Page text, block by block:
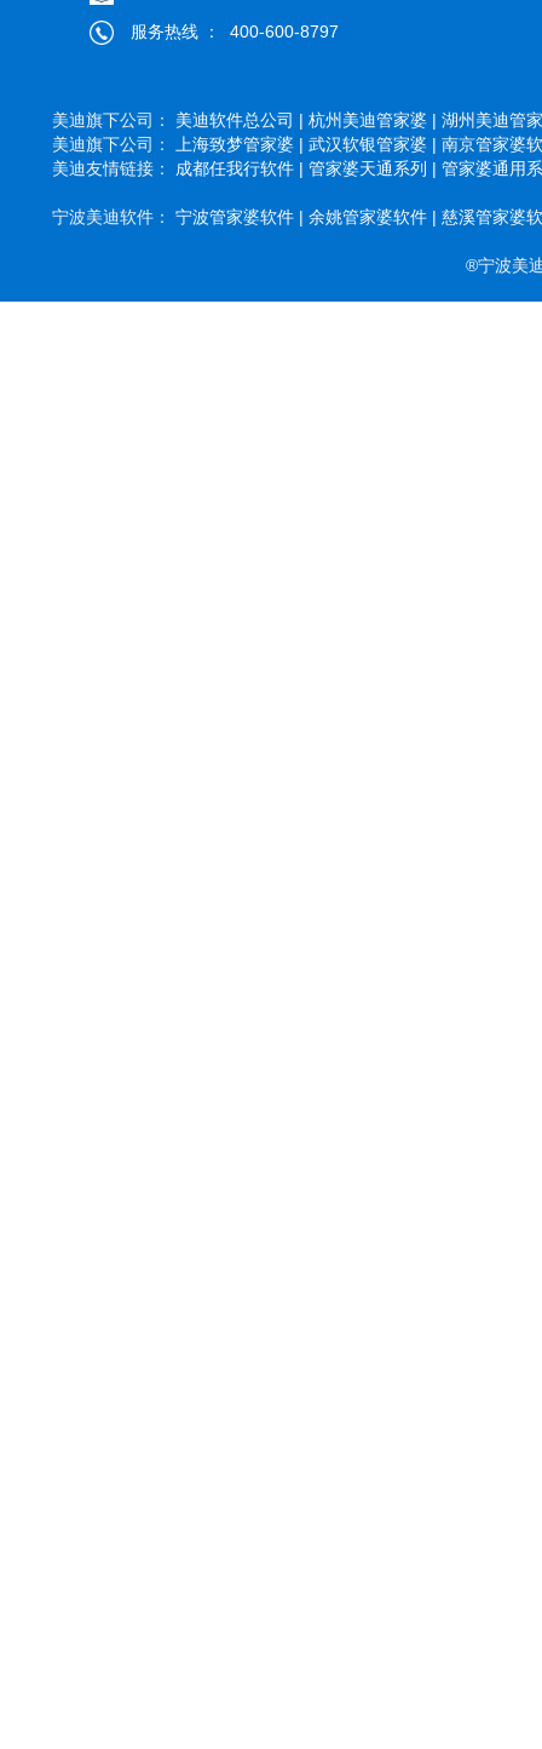
服务热线 ： 400-600-8797
美迪旗下公司： 美迪软件总公司 | 杭州美迪管家婆 | 湖州美迪管
美迪旗下公司：
上海致梦管家婆 | 武汉软银管家婆 | 南京管家婆
美迪友情链接： 成都任我行软件 | 管家婆天通系列 | 管家婆通用
宁波美迪软件： 宁波管家婆软件 | 余姚管家婆软件 | 慈溪管家婆
®宁波美